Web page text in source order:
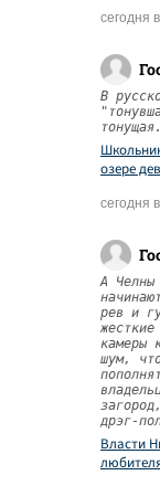
сегодня
В
озере
сегодня
А Челны
рев и
камеры
шум,
дрэг-
Власти